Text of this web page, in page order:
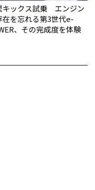
キックス試乗 エンジン
在を忘れる第3世代e-
、その完成度を体験